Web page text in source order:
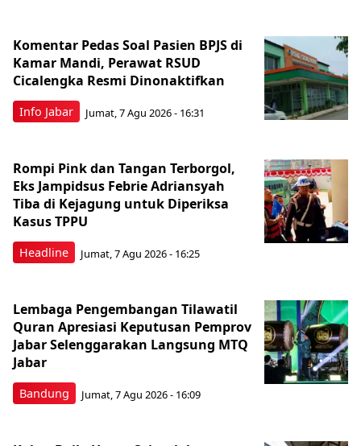
Info Jabar
Komentar Pedas Soal Pasien BPJS di
Kamar Mandi, Perawat RSUD
Cicalengka Resmi Dinonaktifkan
Jumat, 7 Agu 2026 - 16:31
Headline
Rompi Pink dan Tangan Terborgol,
Eks Jampidsus Febrie Adriansyah
Tiba di Kejagung untuk Diperiksa
Kasus TPPU
Jumat, 7 Agu 2026 - 16:25
Bandung
Lembaga Pengembangan Tilawatil
Quran Apresiasi Keputusan Pemprov
Jabar Selenggarakan Langsung MTQ
Jabar
Jumat, 7 Agu 2026 - 16:09